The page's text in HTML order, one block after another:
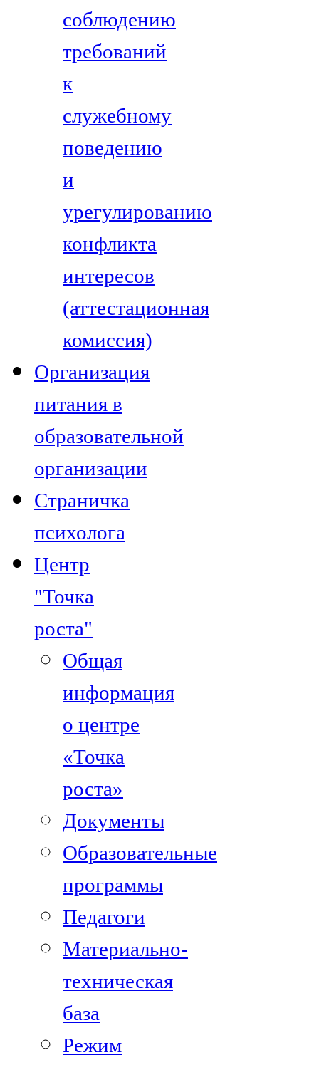
соблюдению
требований
к
служебному
поведению
и
урегулированию
конфликта
интересов
(аттестационная
комиссия)
Организация
питания в
образовательной
организации
Страничка
психолога
Центр
"Точка
роста"
Общая
информация
о центре
«Точка
роста»
Документы
Образовательные
программы
Педагоги
Материально-
техническая
база
Режим